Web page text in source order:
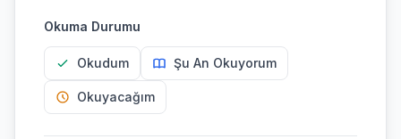
Okuma Durumu
Okudum Şu An Okuyorum
Okuyacağım